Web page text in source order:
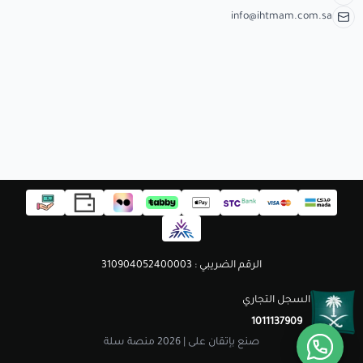
info@ihtmam.com.sa
صنع بإتقان على | 2026 منصة سلة
السجل التجاري
1011137909
الرقم الضريبي : 310904052400003